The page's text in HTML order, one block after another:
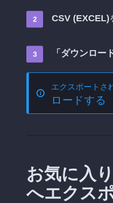
CSV (EXCEL)
「ダウンロー
エクスポートさ
ロードする
お気に入
へエクス